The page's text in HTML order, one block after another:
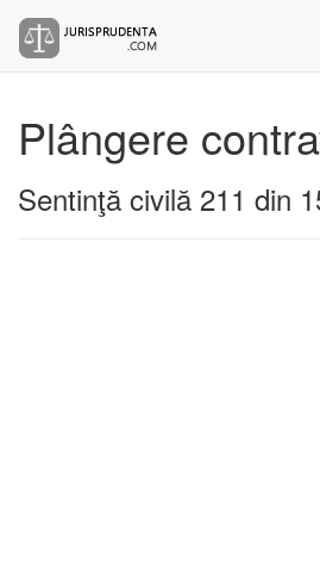
Plângere
Sentinţă civilă 211 din